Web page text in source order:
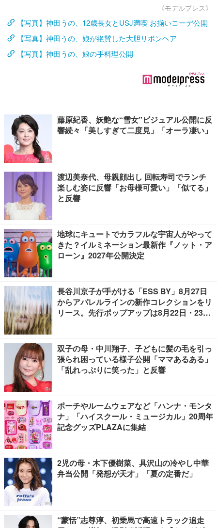
《モデルプレス》
【写真】神田うの、12歳長女とUSJ満喫 お揃いコーデ公開
【写真】神田うの、娘が絶賛した大胆リボンヘア
【写真】神田うの、娘の手料理公開
藤原紀香、妖艶な“雪女”ビジュアル公開に反
響続々「美しすぎて二度見」「オーラ凄い」
渡辺美奈代、母親顔出し 回転寿司でランチ
楽しむ姿に反響「お母様可愛い」「似てる」
と反響
地球にキュートでカラフルな宇宙人がやって
きた？イルミネーション最新作『ノット・ア
ローン』2027年公開決定
長谷川京子が手がける「ESS BY」8月27日
からアパレルラインの新作コレクションをリ
リース。先行ポップアップは8月22日・23日
双子の母・中川翔子、子どもに髪の毛を引っ
張られ困っている様子公開「ママあるある」
「乱れっぷりに笑った」と反響
ポーチやルームウェアなど「ハンナ・モンタ
ナ」「ハイスクール・ミュージカル」20周年
記念グッズPLAZAに集結
2児の母・木下優樹菜、具沢山の冷やし中華
弁当公開「発想が天才」「夏の定番だ」
“蒙恬”志尊淳、初乗馬で高速トラック追走